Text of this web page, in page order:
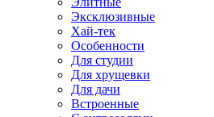
Эксклюзивные
Хай-тек
Особенности
Для студии
Для хрущевки
Для дачи
Встроенные